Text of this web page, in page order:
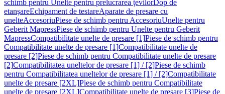
schimb pentru Unelte pentru prelucrarea ţevilorDop de
etanşareEchipament de testareAparate de presare cu
unelteAccesoriuPiese de schimb pentru AccesoriuUnelte pentru
Geberit MapressPiese de schimb pentru Unelte pentru Geberit
MapressCompatibilitate unelte de presare [1]Piese de schimb pentru
Compatibilitate unelte de presare [1]Compatibilitate unelte de
presare [2]Piese de schimb pentru Compatibilitate unelte de presare
[2]Compatibilitatea uneltelor de presare [1] / [2]Piese de schimb
pentru Compatibilitatea uneltelor de presare [1] / [2]Compatibilitate
unelte de presare [2XL]Piese de schimb pentru Compatibilitate
unelte de presare [2XL]Compatibilitate unelte de presare [3]Piese de